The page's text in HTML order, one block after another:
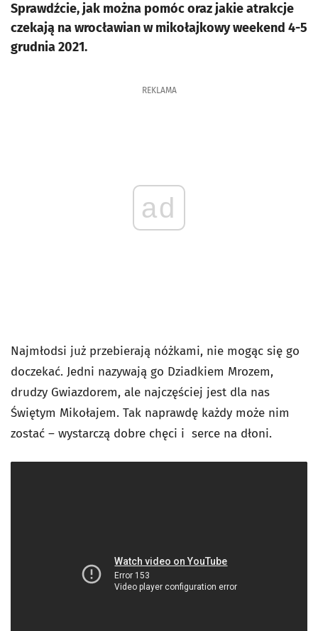
Sprawdźcie, jak można pomóc oraz jakie atrakcje
czekają na wrocławian w mikołajkowy weekend 4-5
grudnia 2021.
REKLAMA
ad
Najmłodsi już przebierają nóżkami, nie mogąc się go
doczekać. Jedni nazywają go Dziadkiem Mrozem,
drudzy Gwiazdorem, ale najczęściej jest dla nas
Świętym Mikołajem. Tak naprawdę każdy może nim
zostać – wystarczą dobre chęci i serce na dłoni.